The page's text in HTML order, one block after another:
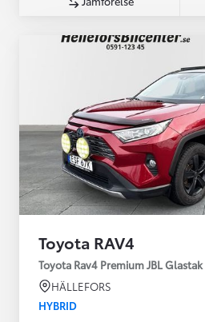
Toyota RAV4
Toyota Rav4 Premium JBL
HÄLLEFORS
HYBRID